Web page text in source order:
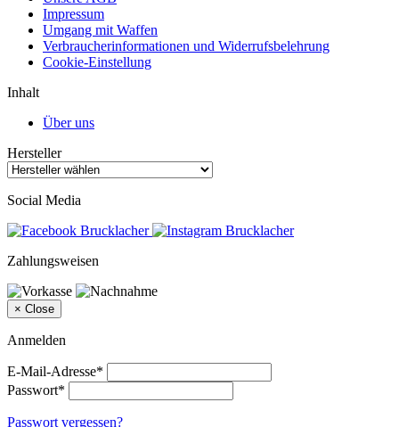
Impressum
Umgang mit Waffen
Verbraucherinformationen und Widerrufsbelehrung
Cookie-Einstellung
Inhalt
Über uns
Hersteller
Social Media
Zahlungsweisen
× Close
Anmelden
E-Mail-Adresse*
Passwort*
Passwort vergessen?